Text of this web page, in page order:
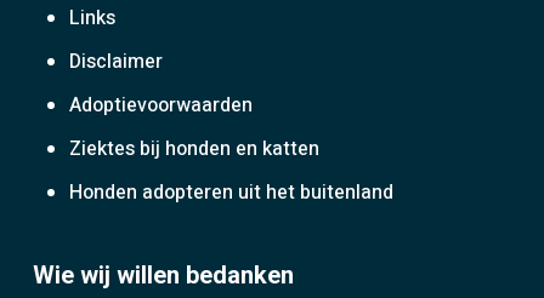
Links
Disclaimer
Adoptievoorwaarden
Ziektes bij honden en katten
Honden adopteren uit het buitenland
Wie wij willen bedanken